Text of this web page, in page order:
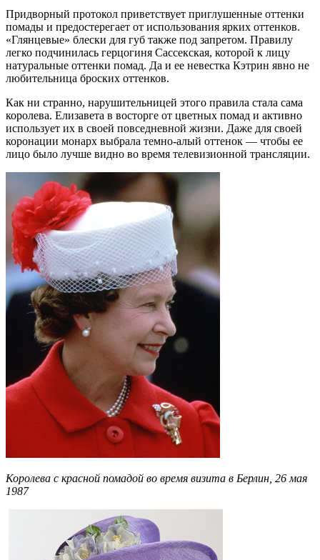
Придворный протокол приветствует приглушенные оттенки
помады и предостерегает от использования ярких оттенков.
«Глянцевые» блески для губ также под запретом. Правилу
легко подчинилась герцогиня Сассекская, которой к лицу
натуральные оттенки помад. Да и ее невестка Кэтрин явно не
любительница броских оттенков.
Как ни странно, нарушительницей этого правила стала сама
королева. Елизавета в восторге от цветных помад и активно
использует их в своей повседневной жизни. Даже для своей
коронации монарх выбрала темно-алый оттенок — чтобы ее
лицо было лучше видно во время телевизионной трансляции.
Королева с красной помадой во время визита в Берлин, 26 мая
1987